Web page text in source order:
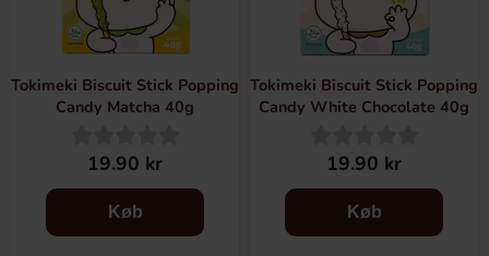
Tokimeki Biscuit Stick Popping
Candy Matcha 40g
19.90 kr
Køb
Tokimeki Biscuit Stick Popping
Candy White Chocolate 40g
19.90 kr
Køb